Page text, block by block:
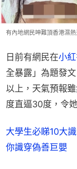
有內地網民呻難頂香港濕熱
日前有網民在小
全暴露」為題發
以上，天氣預報
度直逼30度，令
大學生必睇10大
你識穿偽善巨嬰